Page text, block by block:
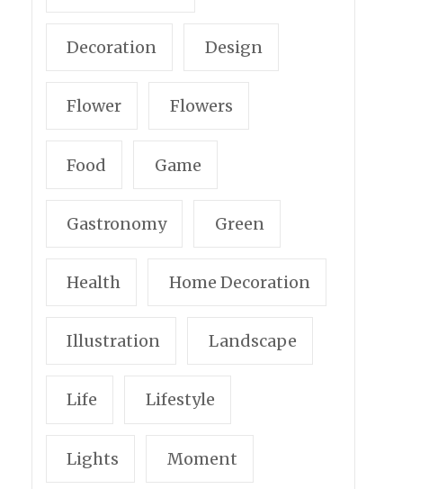
Decoration Design
Flower Flowers
Food Game
Gastronomy Green
Health Home Decoration
Illustration Landscape
Life Lifestyle
Lights Moment